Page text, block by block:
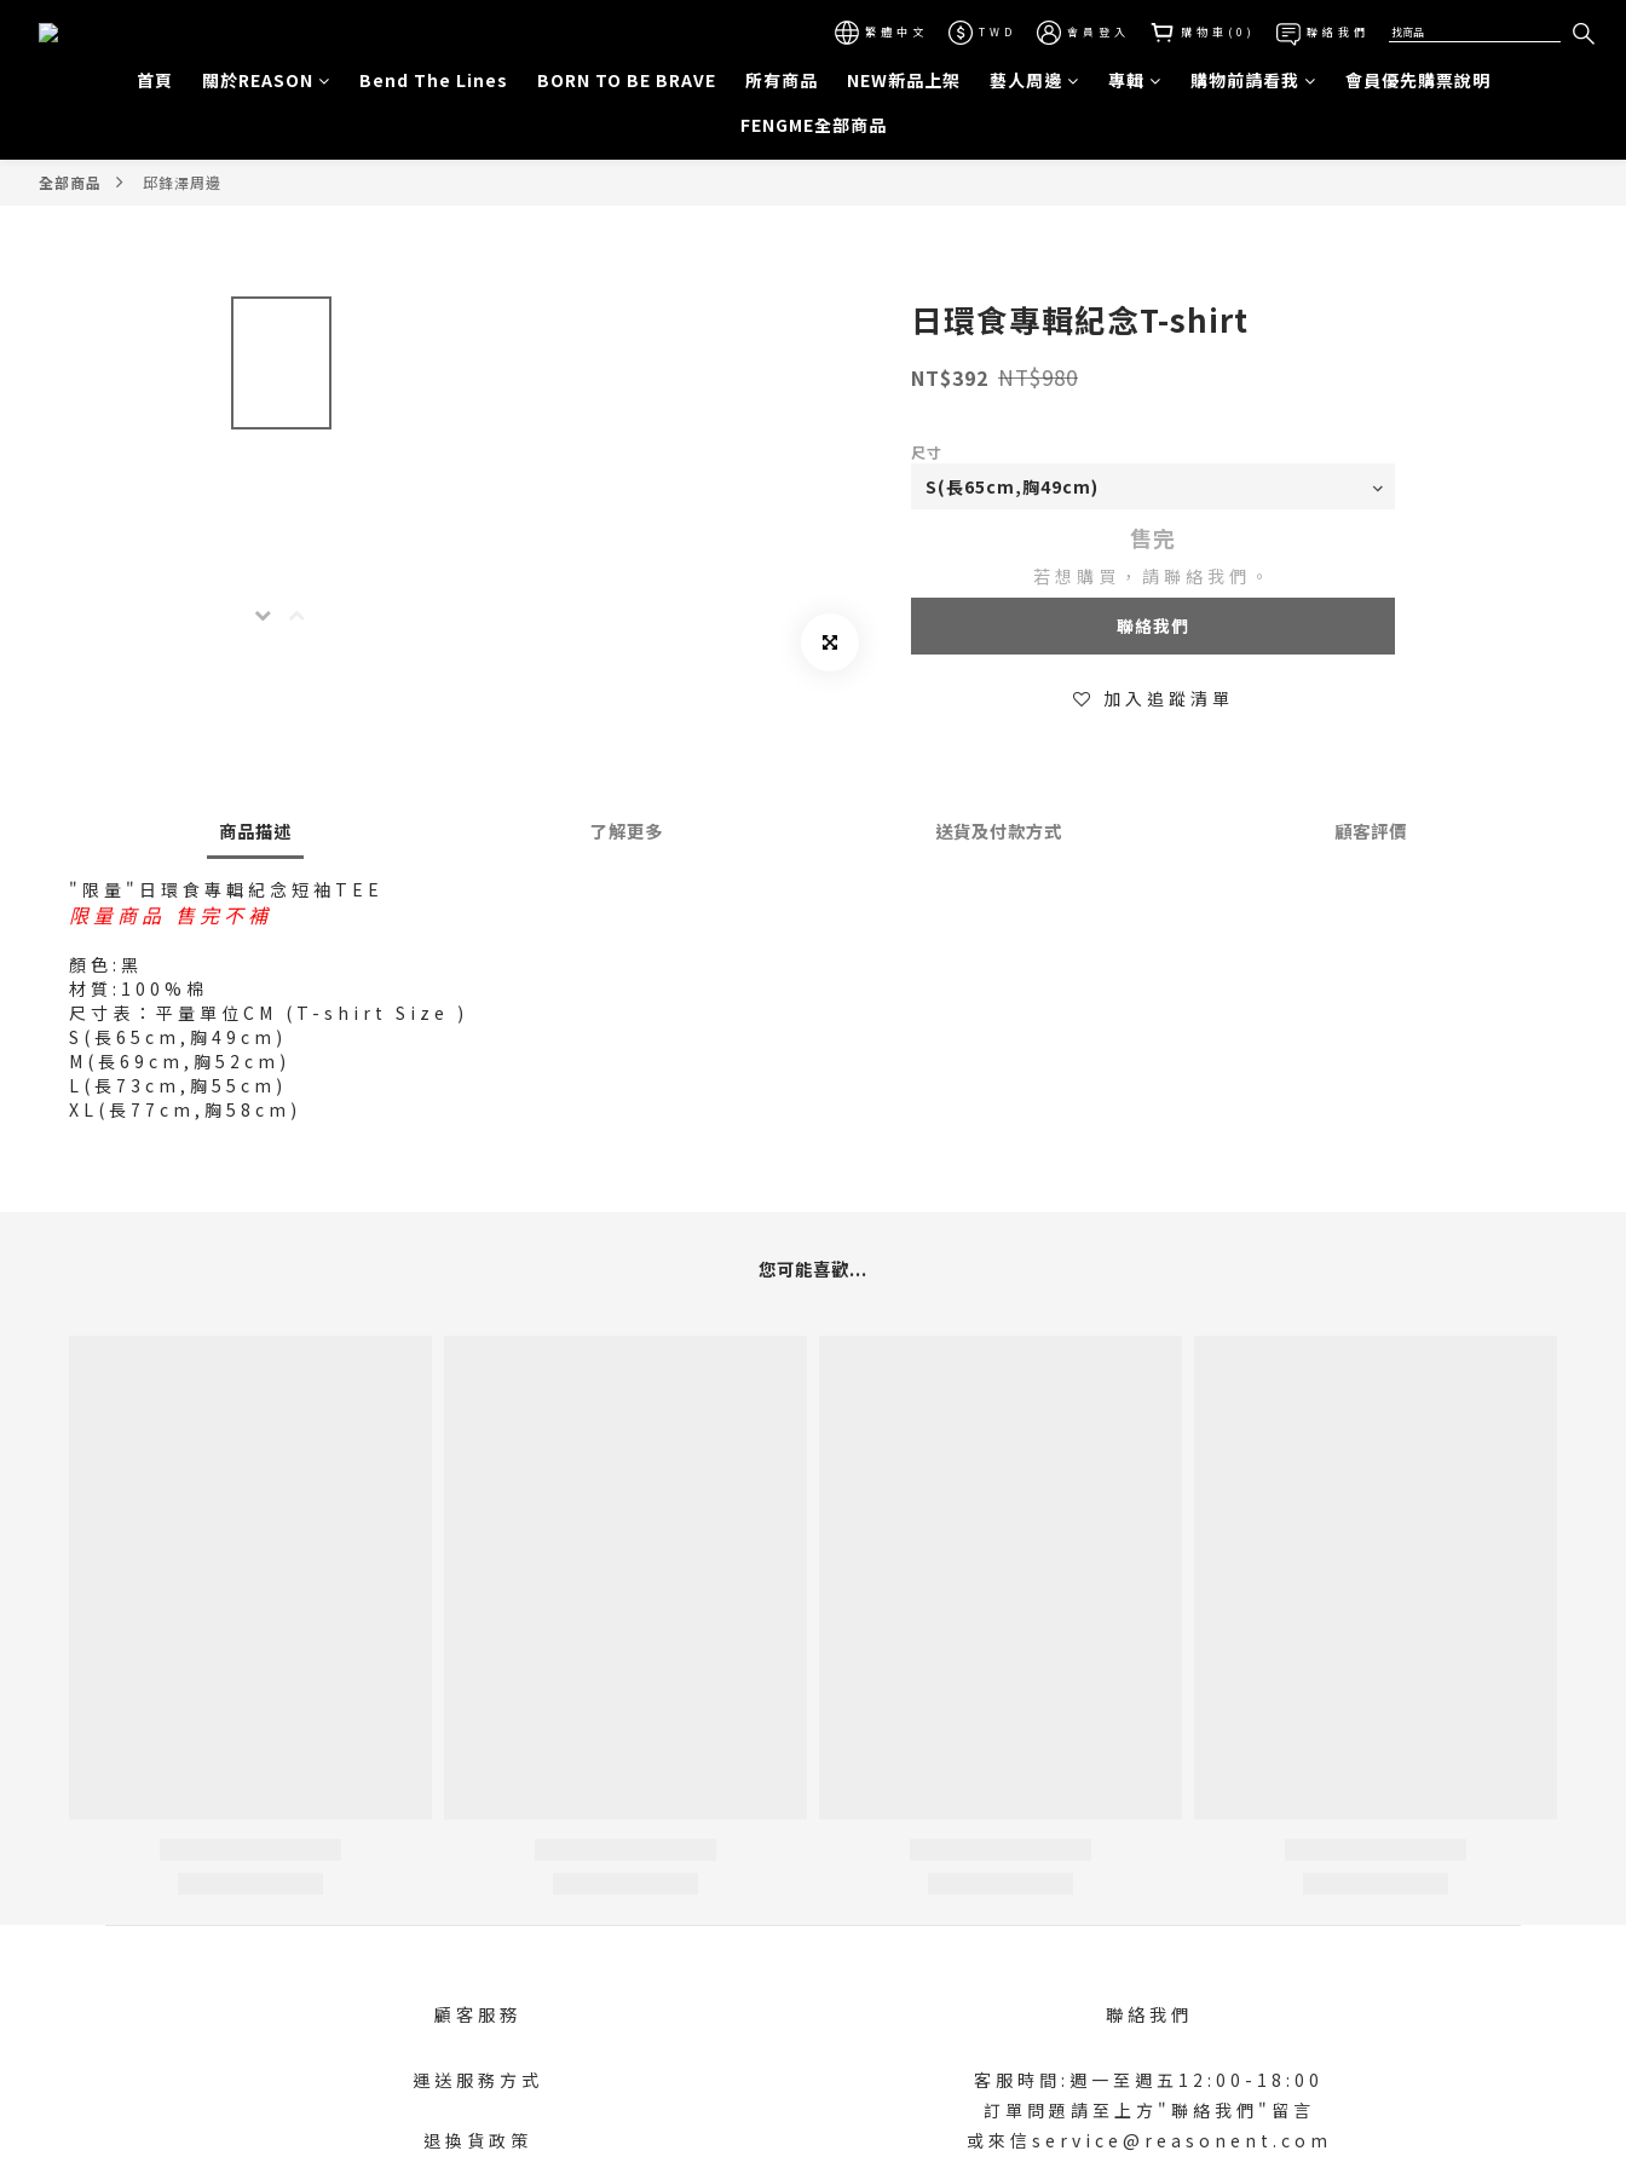
繁體中文 TWD 會員登入 購物車(0) 聯絡我們
首頁 關於REASON Bend The Lines BORN TO BE BRAVE 所有商品 NEW新品上架 藝人周邊 專輯 購物前請看我
會員優先購票說明
FENGME全部商品
全部商品 邱鋒澤周邊
日環食專輯紀念T-shirt
NT$392 NT$980
尺寸
售完
若想購買，請聯絡我們。
聯絡我們
加入追蹤清單
商品描述 了解更多 送貨及付款方式 顧客評價
"限量"日環食專輯紀念短袖TEE
限量商品 售完不補
顏色:黑
材質:100%棉
尺寸表：平量單位CM (T-shirt Size )
S(長65cm,胸49cm)
M(長69cm,胸52cm)
L(長73cm,胸55cm)
XL(長77cm,胸58cm)
您可能喜歡...
顧客服務
運送服務方式
退換貨政策
聯絡我們
客服時間:週一至週五12:00-18:00
訂單問題請至上方"聯絡我們"留言
或來信service@reasonent.com